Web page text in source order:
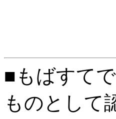
■もばすて
ものとして